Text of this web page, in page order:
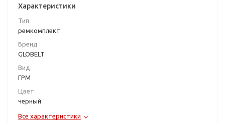
Характеристики
Тип
ремкомплект
Бренд
GLOBELT
Вид
ГРМ
Цвет
черный
Все характеристики